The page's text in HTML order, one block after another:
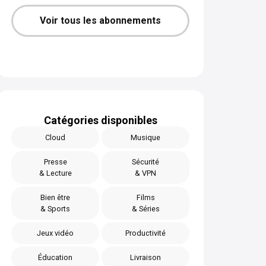
Voir tous les abonnements
Catégories disponibles
Cloud Musique
Presse
& Lecture
Sécurité
& VPN
Bien être
& Sports
Films
& Séries
Jeux vidéo Productivité
Éducation Livraison